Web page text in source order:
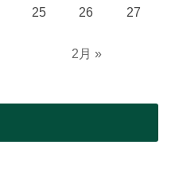
2月 »
25 26
27